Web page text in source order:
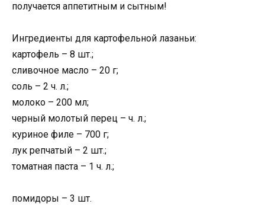
получается аппетитным и сытным!
Ингредиенты для картофельной лазаньи:
картофель – 8 шт.;
сливочное масло – 20 г;
соль – 2 ч. л.;
молоко – 200 мл;
черный молотый перец – ч. л.;
куриное филе – 700 г;
лук репчатый – 2 шт.;
томатная паста – 1 ч. л.;
помидоры – 3 шт.